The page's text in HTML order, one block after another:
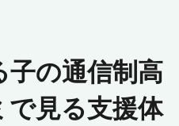
の通信制高
見る支援体